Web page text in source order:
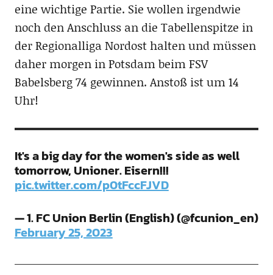
eine wichtige Partie. Sie wollen irgendwie
noch den Anschluss an die Tabellenspitze in
der Regionalliga Nordost halten und müssen
daher morgen in Potsdam beim FSV
Babelsberg 74 gewinnen. Anstoß ist um 14
Uhr!
It's a big day for the women's side as well
tomorrow, Unioner. Eisern!!!
pic.twitter.com/p0tFccFJVD
— 1. FC Union Berlin (English) (@fcunion_en)
February 25, 2023